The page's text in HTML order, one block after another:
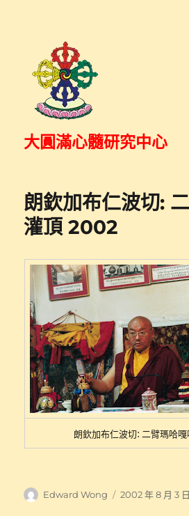
大圓滿心髓研究中心
朗欽加布仁波切:
灌頂 2002
朗欽加布仁波切: 二臂瑪哈
作
Edward Wong
發
2002 年 8 月 3 日